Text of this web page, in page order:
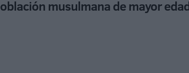
musulmana de mayor